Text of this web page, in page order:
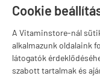
Cookie
A Vitaminstore-nál
alkalmazunk oldalaink
látogatók
szabott tartalmak és
Szugló u. 83-
Márkák